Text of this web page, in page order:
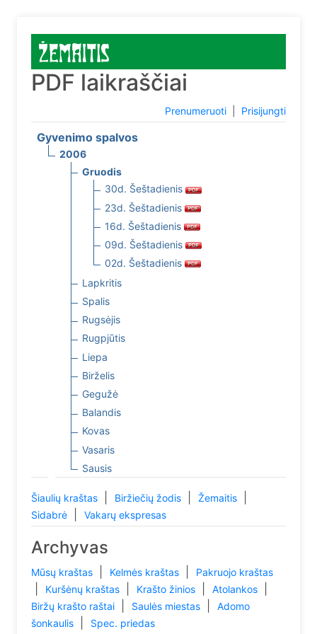
PDF laikraščiai
Prenumeruoti Prisijungti
Gyvenimo spalvos
2006
Gruodis
30d. Šeštadienis
23d. Šeštadienis
16d. Šeštadienis
09d. Šeštadienis
02d. Šeštadienis
Lapkritis
Spalis
Rugsėjis
Rugpjūtis
Liepa
Birželis
Gegužė
Balandis
Kovas
Vasaris
Sausis
Šiaulių kraštas Biržiečių žodis Žemaitis
Sidabrė Vakarų ekspresas
Archyvas
Mūsų kraštas Kelmės kraštas Pakruojo kraštas
Kuršėnų kraštas Krašto žinios Atolankos
Biržų krašto raštai Saulės miestas
Adomo
šonkaulis
Spec. priedas